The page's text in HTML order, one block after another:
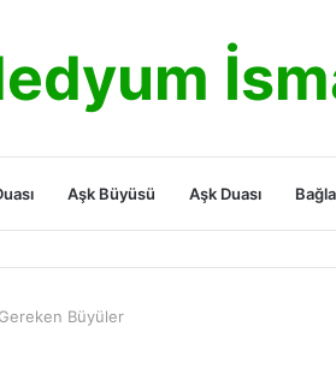
Aşk Büyüsü Aşk Duası
Gereken Büyüler